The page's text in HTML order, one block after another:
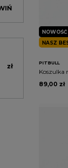
zł
NOWOŚĆ
NASZ
PITBULL
Koszulka
89,00 zł